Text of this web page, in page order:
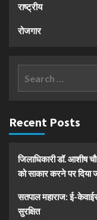
राष्ट्रीय
रोजगार
Recent Posts
जिलाधिकारी डॉ. आशीष
को साकार करने पर दिया
सतपाल महाराज: ई-
सुरक्षित